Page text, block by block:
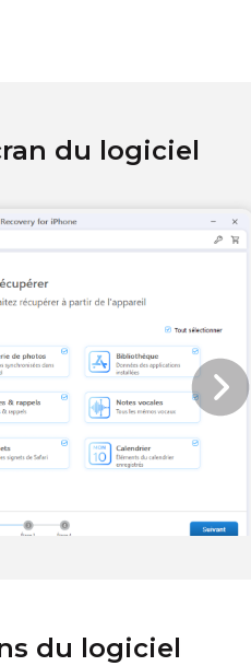
du logiciel
du logiciel